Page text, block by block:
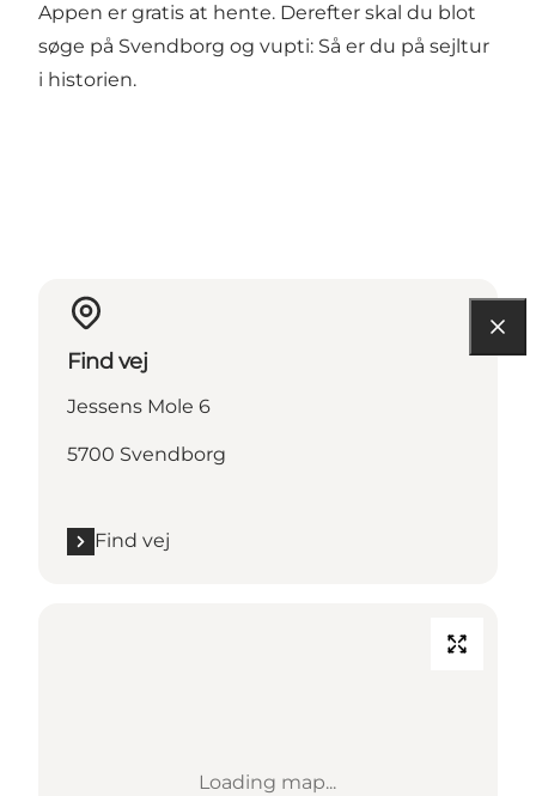
Appen er gratis at hente. Derefter skal du blot
søge på Svendborg og vupti: Så er du på sejltur
i historien.
Find vej
Jessens Mole 6
5700 Svendborg
Find vej
Loading map...